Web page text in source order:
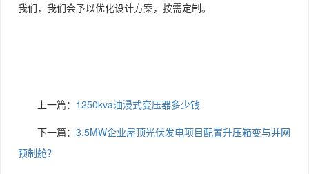
我们，我们会予以优化设计方案，按需定制。
上一篇： 1250kva油浸式变压器多少钱
下一篇： 3.5MW企业屋顶光伏发电项目配置升压箱变与并网
预制舱？